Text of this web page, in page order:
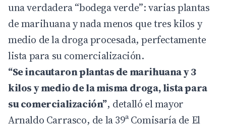
una verdadera “bodega verde”: varias plantas
de marihuana y nada menos que tres kilos y
medio de la droga procesada, perfectamente
lista para su comercialización.
“Se incautaron plantas de marihuana y 3
kilos y medio de la misma droga, lista para
su comercialización”, detalló el mayor
Arnaldo Carrasco, de la 39ª Comisaría de El